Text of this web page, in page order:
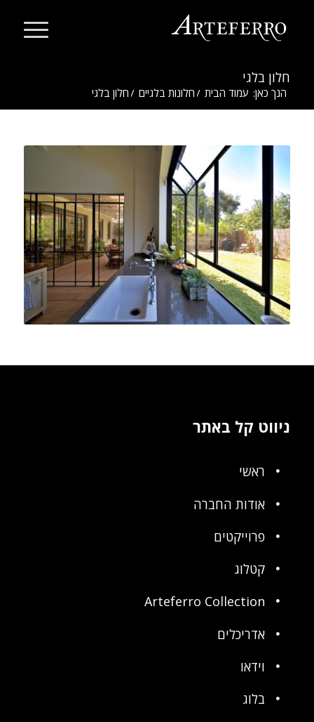
חלון בלגי
הנך כאן: עמוד הבית / חלונות בלגיים / חלון בלגי
ניווט קל באתר
ראשי
אודות החברה
פרוייקטים
קטלוג
Arteferro Collection
אדריכלים
וידאו
בלוג